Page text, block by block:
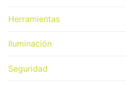
Herramientas
Iluminación
Seguridad